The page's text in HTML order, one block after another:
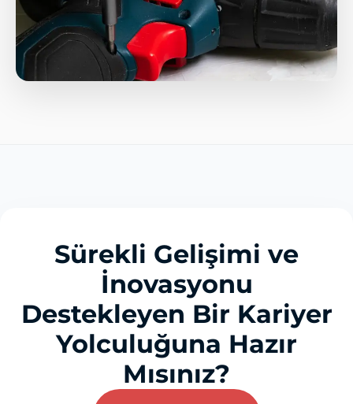
Sürekli Gelişimi ve
İnovasyonu
Destekleyen Bir Kariyer
Yolculuğuna Hazır
Mısınız?